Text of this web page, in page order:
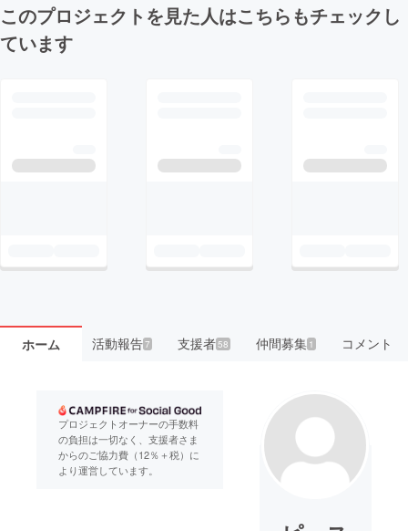
このプロジェクトを見た人はこちらもチェックし
ています
ホーム 活動報告7 支援者58 仲間募集 1 コメント
プロジェクトオーナーの手数料
の負担は一切なく、支援者さま
からのご協力費（12％＋税）に
より運営しています。